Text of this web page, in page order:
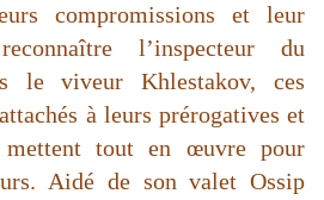
compromissions et leur
l’inspecteur du
le viveur Khlestakov, ces
à leurs prérogatives et
tout en œuvre pour
Aidé de son valet Ossip